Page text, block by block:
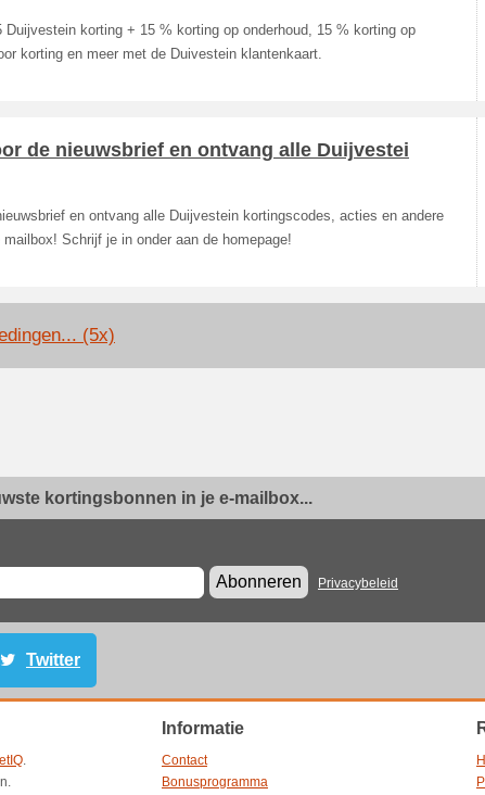
Duijvestein korting + 15 % korting op onderhoud, 15 % korting op
korting en meer met de Duivestein klantenkaart.
de nieuwsbrief en ontvang alle Duijvestei
en ontvang alle Duijvestein kortingscodes, acties en andere
Schrijf je in onder aan de homepage!
(5x)
kortingsbonnen in je e-mailbox...
Abonneren
Privacybeleid
Twitter
.
Informatie
Contact
Bonusprogramma